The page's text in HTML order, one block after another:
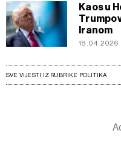
Kaos u
Iranom
18.04.2026
SVE VIJESTI IZ RUBRIKE POLITIKA